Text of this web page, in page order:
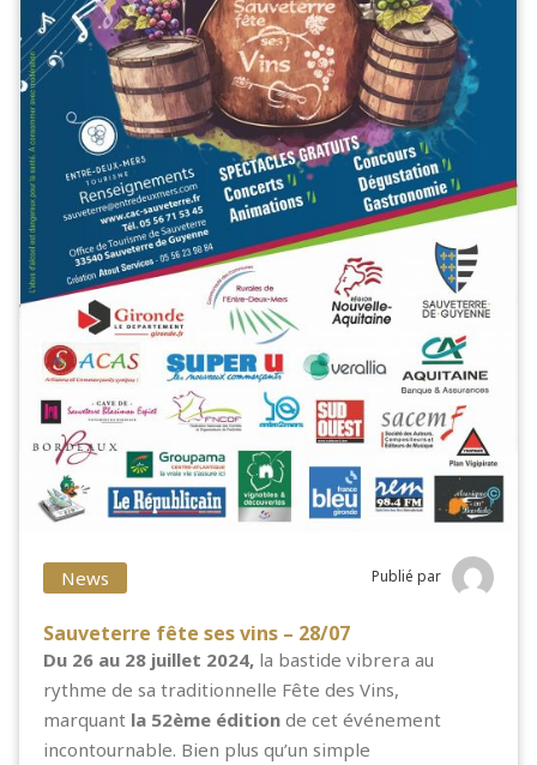
News Publié par
Sauveterre fête ses vins – 28/07
Du 26 au 28 juillet 2024, la bastide vibrera au
rythme de sa traditionnelle Fête des Vins,
marquant la 52ème édition de cet événement
incontournable. Bien plus qu’un simple